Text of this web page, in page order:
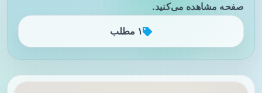
صفحه مشاهده می‌کنید.
۱ مطلب